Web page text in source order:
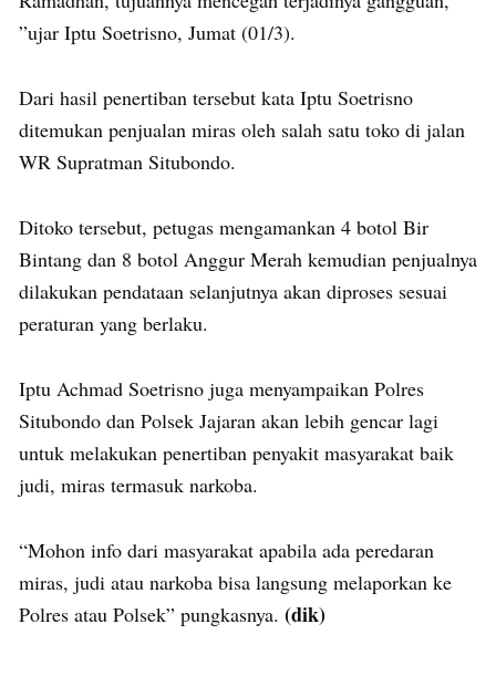
”ujar Iptu Soetrisno, Jumat (01/3).
Dari hasil penertiban tersebut kata Iptu Soetrisno
ditemukan penjualan miras oleh salah satu toko di jalan
WR Supratman Situbondo.
Ditoko tersebut, petugas mengamankan 4 botol Bir
Bintang dan 8 botol Anggur Merah kemudian penjualnya
dilakukan pendataan selanjutnya akan diproses sesuai
peraturan yang berlaku.
Iptu Achmad Soetrisno juga menyampaikan Polres
Situbondo dan Polsek Jajaran akan lebih gencar lagi
untuk melakukan penertiban penyakit masyarakat baik
judi, miras termasuk narkoba.
“Mohon info dari masyarakat apabila ada peredaran
miras, judi atau narkoba bisa langsung melaporkan ke
Polres atau Polsek” pungkasnya. (dik)